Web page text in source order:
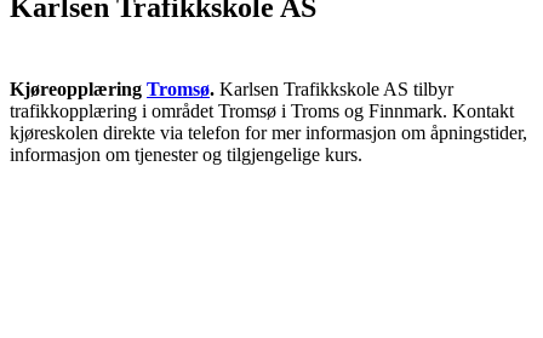
Karlsen Trafikkskole AS
Kjøreopplæring Tromsø. Karlsen Trafikkskole AS tilbyr
trafikkopplæring i området Tromsø i Troms og Finnmark. Kontakt
kjøreskolen direkte via telefon for mer informasjon om åpningstider,
informasjon om tjenester og tilgjengelige kurs.